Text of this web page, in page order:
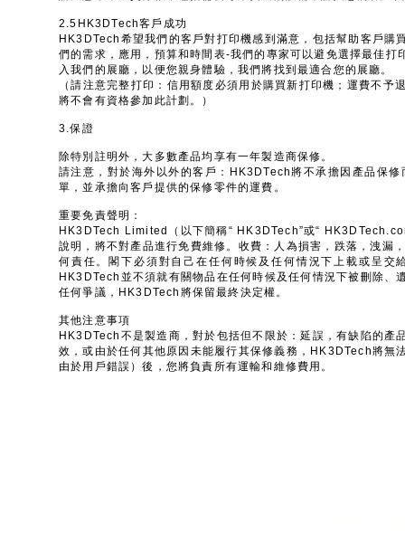
2.5HK3DTech客戶成功
HK3DTech希望我們的客戶對打印機感到滿意，包括幫助客戶
們的需求，應用，預算和時間表-我們的專家可以避免選擇最佳
入我們的展廳，以便您親身體驗，我們將找到最適合您的展廳。
（請注意完整打印：信用額度必須用於購買新打印機；運費不
將不會有資格參加此計劃。）
3.保證
除特別註明外，大多數產品均享有一年製造商保修。
請注意，對於海外以外的客戶：HK3DTech將不承擔因產品保
單，並承擔向客戶提供的保修零件的運費。
重要免責聲明：
HK3DTech Limited（以下簡稱“ HK3DTech”或“
說明，將不對產品進行免費維修。收費：人為損害，跌落，洩
何責任。閣下必須對自己在任何時候及任何情況下上載或呈
HK3DTech並不須就有關物品在任何時候及任何情況下被刪除
任何爭議，HK3DTech將保留最終決定權。
其他注意事項
HK3DTech不是製造商，對於包括但不限於：延誤，有缺陷的
效，或由於任何其他原因未能履行其保修義務，HK3DTech將無
由於用戶錯誤）後，您將負責所有運輸和維修費用。